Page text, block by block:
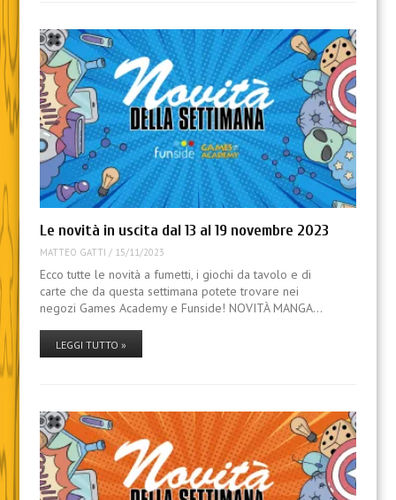
Le novità in uscita dal 13 al 19 novembre 2023
MATTEO GATTI / 15/11/2023
Ecco tutte le novità a fumetti, i giochi da tavolo e di
carte che da questa settimana potete trovare nei
negozi Games Academy e Funside! NOVITÀ MANGA…
LEGGI TUTTO »